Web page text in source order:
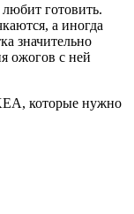
готовить.
а иногда
значительно
ожогов с ней
которые нужно